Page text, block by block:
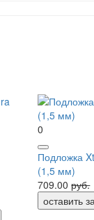
0
Подложка
(1,5 мм)
709.00руб.
оставить